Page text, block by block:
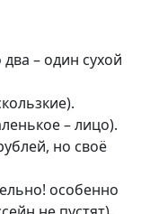
– один сухой
– лицо).
но своё
особенно